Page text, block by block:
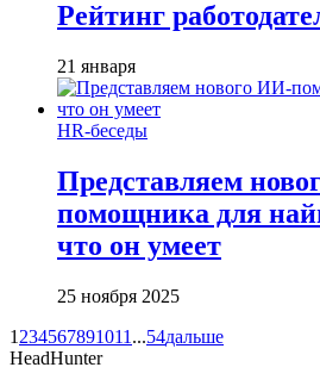
Рейтинг
21 января
HR-беседы
Представляем
помощника для
что он умеет
25 ноября 2025
1 234567891011 ...54дальше
HeadHunter